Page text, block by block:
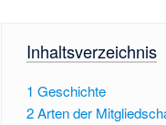
Inhaltsverzeichnis
1 Geschichte
2Arten der